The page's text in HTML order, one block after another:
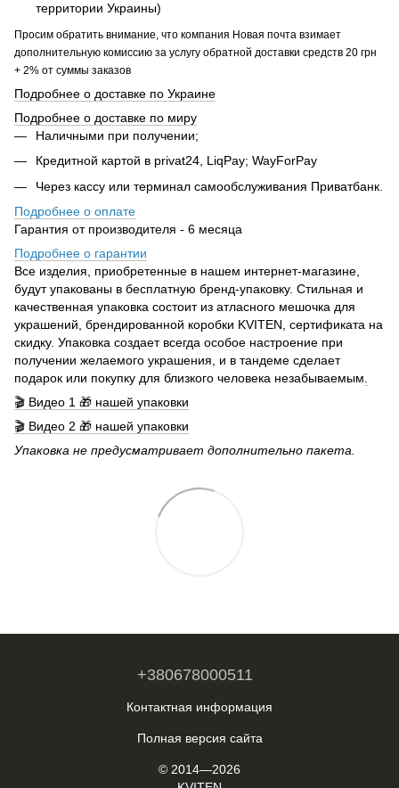
территории Украины)
Просим обратить внимание, что компания Новая почта взимает
дополнительную комиссию за услугу обратной доставки средств 20 грн
+ 2% от суммы заказов
Подробнее о доставке по Украине
Подробнее о доставке по миру
Наличными при получении;
Кредитной картой в privat24, LiqPay; WayForPay
Через кассу или терминал самообслуживания Приватбанк.
Подробнее о оплате
Гарантия от производителя - 6 месяца
Подробнее о гарантии
Все изделия, приобретенные в нашем интернет-магазине,
будут упакованы в бесплатную бренд-упаковку. Стильная и
качественная упаковка состоит из атласного мешочка для
украшений, брендированной коробки KVITEN, сертификата на
скидку. Упаковка создает всегда особое настроение при
получении желаемого украшения, и в тандеме сделает
подарок или покупку для близкого человека незабываемым
🎬 Видео 1 🎁 нашей упаковки
🎬 Видео 2 🎁 нашей упаковки
Упаковка не предусматривает дополнительно пакета.
+380678000511
Контактная информация
Полная версия сайта
© 2014—2026